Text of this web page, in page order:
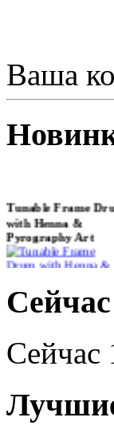
Ваша
with Henna &
Pyrography Art
Shaman Drum
€250.00
Сейчас